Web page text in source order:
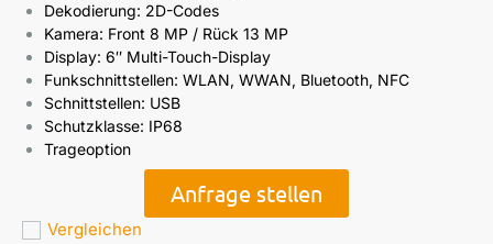
Dekodierung: 2D-Codes
Kamera: Front 8 MP / Rück 13 MP
Display: 6″ Multi-Touch-Display
Funkschnittstellen: WLAN, WWAN, Bluetooth, NFC
Schnittstellen: USB
Schutzklasse: IP68
Trageoption
Anfrage stellen
Vergleichen